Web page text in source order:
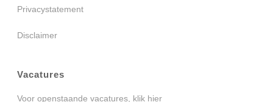
Privacystatement
Disclaimer
Vacatures
Voor openstaande vacatures, klik hier